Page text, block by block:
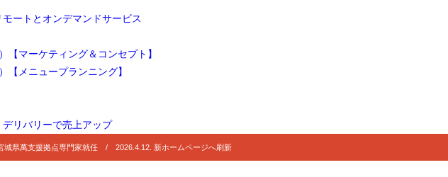
ートとオンデマンドサービス
【マーケティング＆コンセプト】
【メニュープランニング】
リバリーで売上アップ
県萬支援拠点専門家就任 / 2026.4.12. 新ホームページへ刷新